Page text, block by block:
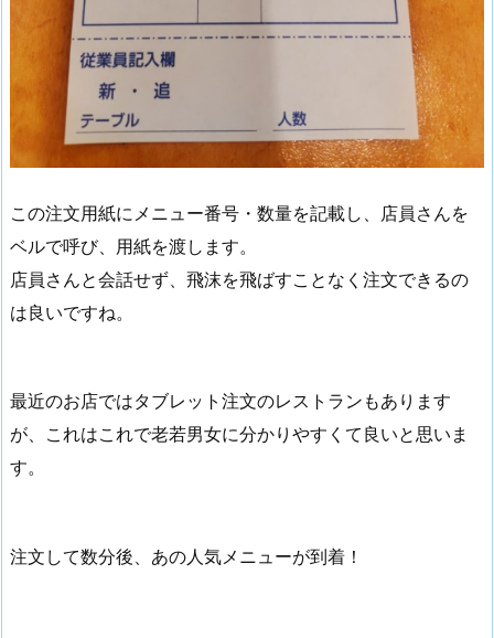
この注文用紙にメニュー番号・数量を記載し、店員さんを
ベルで呼び、用紙を渡します。
店員さんと会話せず、飛沫を飛ばすことなく注文できるの
は良いですね。
最近のお店ではタブレット注文のレストランもあります
が、これはこれで老若男女に分かりやすくて良いと思いま
す。
注文して数分後、あの人気メニューが到着！